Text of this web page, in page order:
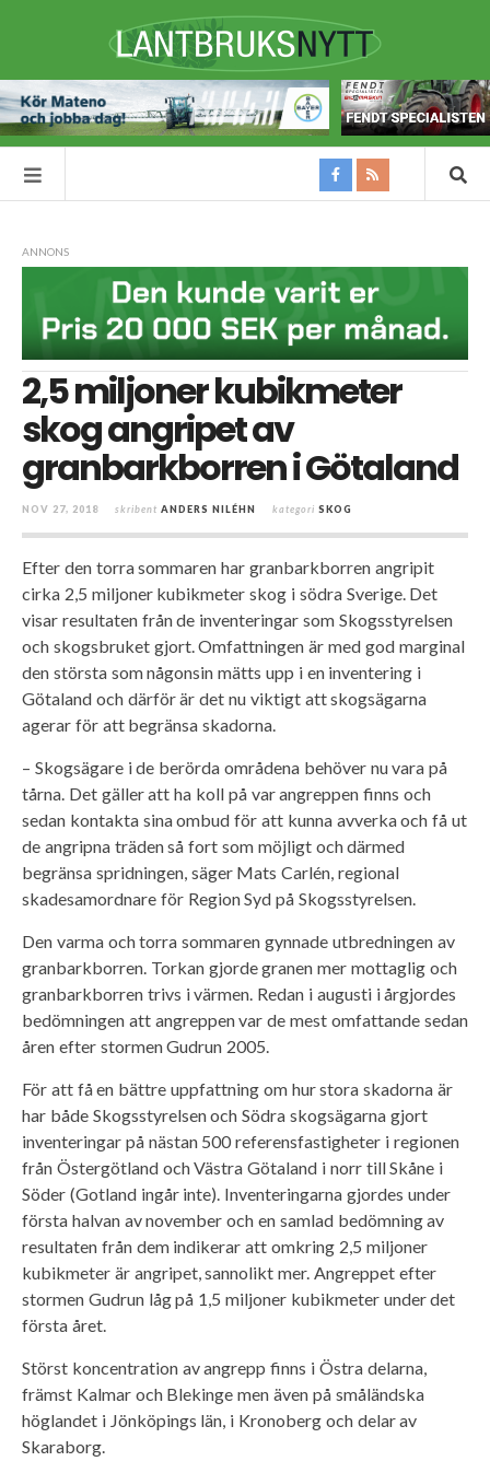
ANNONS
2,5 miljoner kubikmeter
skog angripet av
granbarkborren i Götaland
NOV 27, 2018 skribent ANDERS NILÉHN kategori SKOG
Efter den torra sommaren har granbarkborren angripit
cirka 2,5 miljoner kubikmeter skog i södra Sverige. Det
visar resultaten från de inventeringar som Skogsstyrelsen
och skogsbruket gjort. Omfattningen är med god marginal
den största som någonsin mätts upp i en inventering i
Götaland och därför är det nu viktigt att skogsägarna
agerar för att begränsa skadorna.
– Skogsägare i de berörda områdena behöver nu vara på
tårna. Det gäller att ha koll på var angreppen finns och
sedan kontakta sina ombud för att kunna avverka och få ut
de angripna träden så fort som möjligt och därmed
begränsa spridningen, säger Mats Carlén, regional
skadesamordnare för Region Syd på Skogsstyrelsen.
Den varma och torra sommaren gynnade utbredningen av
granbarkborren. Torkan gjorde granen mer mottaglig och
granbarkborren trivs i värmen. Redan i augusti i årgjordes
bedömningen att angreppen var de mest omfattande sedan
åren efter stormen Gudrun 2005.
För att få en bättre uppfattning om hur stora skadorna är
har både Skogsstyrelsen och Södra skogsägarna gjort
inventeringar på nästan 500 referensfastigheter i regionen
från Östergötland och Västra Götaland i norr till Skåne i
Söder (Gotland ingår inte). Inventeringarna gjordes under
första halvan av november och en samlad bedömning av
resultaten från dem indikerar att omkring 2,5 miljoner
kubikmeter är angripet, sannolikt mer. Angreppet efter
stormen Gudrun låg på 1,5 miljoner kubikmeter under det
första året.
Störst koncentration av angrepp finns i Östra delarna,
främst Kalmar och Blekinge men även på småländska
höglandet i Jönköpings län, i Kronoberg och delar av
Skaraborg.